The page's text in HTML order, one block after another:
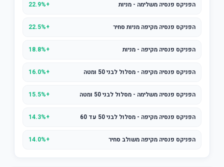
הפניקס פנסיה משלימה - מניות +22.9%
הפניקס פנסיה מקיפה מניות סחיר +22.5%
הפניקס פנסיה מקיפה - מניות +18.8%
הפניקס פנסיה מקיפה - מסלול לבני 50 ומטה +16.0%
הפניקס פנסיה משלימה - מסלול לבני 50 ומטה +15.5%
הפניקס פנסיה מקיפה - מסלול לבני 50 עד 60 +14.3%
הפניקס פנסיה מקיפה משולב סחיר +14.0%